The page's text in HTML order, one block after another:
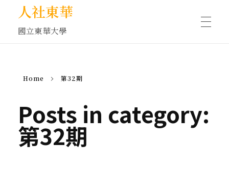
人社東華
國立東華大學
文化沙龍
Home 第32期
Posts in category:
第32期